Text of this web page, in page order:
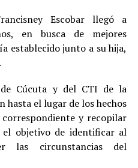
Escobar llegó a
en busca de mejores
establecido junto a su hija,
Cúcuta y del CTI de la
hasta el lugar de los hechos
y recopilar
el objetivo de identificar al
las circunstancias del